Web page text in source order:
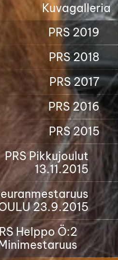
Kuvagalleria
PRS 2019
PRS 2018
PRS 2017
PRS 2016
PRS 2015
PRS Pikkujoulut
13.11.2015
23.9.2015
Helppo Ö:2